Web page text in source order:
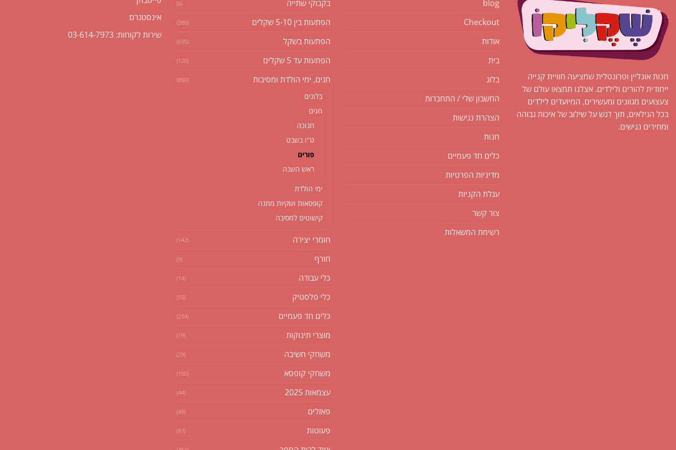
חנות אונליין ופרונטלית שמציעה חוויית קנייה
ייחודית להורים ולילדים. אצלנו תמצאו עולם של
צעצועים מגוונים ומעשירים, המיועדים לילדים
בכל הגילאים, תוך דגש על שילוב של איכות גבוהה
ומחירים נגישים.
blog
Checkout
אודות
בית
בלוג
החשבון שלי / התחברות
הצהרת נגישות
חנות
כלים חד פעמיים
מדיניות הפרטיות
עגלת הקניות
צור קשר
רשימת המשאלות
בקבוקי שתייה (6)
הפתעות בין 5-10 שקלים (286)
הפתעות בשקל (635)
הפתעות עד 5 שקלים (120)
חגים, ימי הולדת ומסיבות (860)
בלונים
חגים
חנוכה
ט''ו בשבט
פורים
ראש השנה
ימי הולדת
קופסאות ושקיות מתנה
קישוטים למסיבה
חומרי יצירה (142)
חורף (9)
כלי עבודה (14)
כלי פלסטיק (55)
כלים חד פעמיים (254)
מוצרי תינוקות (19)
משחקי חשיבה (29)
משחקי קופסא (150)
עצמאות 2025 (44)
פאזלים (49)
פעוטות (97)
אינסטגרם
שירות לקוחות: 03-614-7973